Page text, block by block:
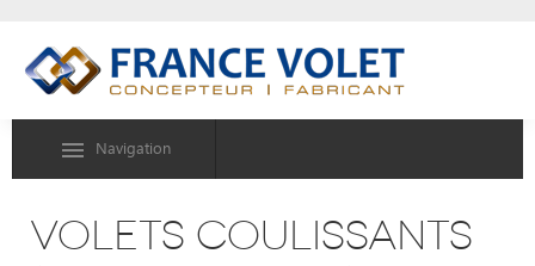
Navigation
volets coulissants